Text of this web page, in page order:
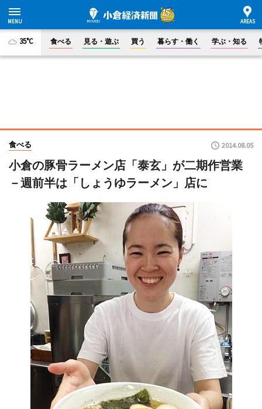
35°C 食べる 見る・遊ぶ 買う 暮らす・働く 学ぶ・知る
食べる 2014.08.05
小倉の豚骨ラーメン店「泰玄」が二期作営業
－週前半は「しょうゆラーメン」店に